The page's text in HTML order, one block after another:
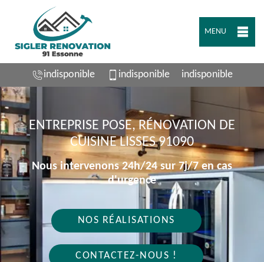
MENU
indisponible indisponible indisponible
ENTREPRISE POSE, RÉNOVATION DE
CUISINE LISSES 91090
Nous intervenons 24h/24 sur 7j/7 en cas
d'urgence
NOS RÉALISATIONS
CONTACTEZ-NOUS !